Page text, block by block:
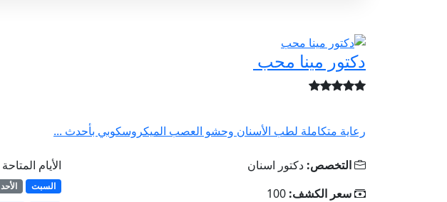
دكتور مينا محب
رعاية متكاملة لطب الأسنان وحشو العصب الميكروسكوبي بأحدث ...
التخصص: دكتور اسنان
سعر الكشف: 100
الأيام المتاحة
السبت
الأحد